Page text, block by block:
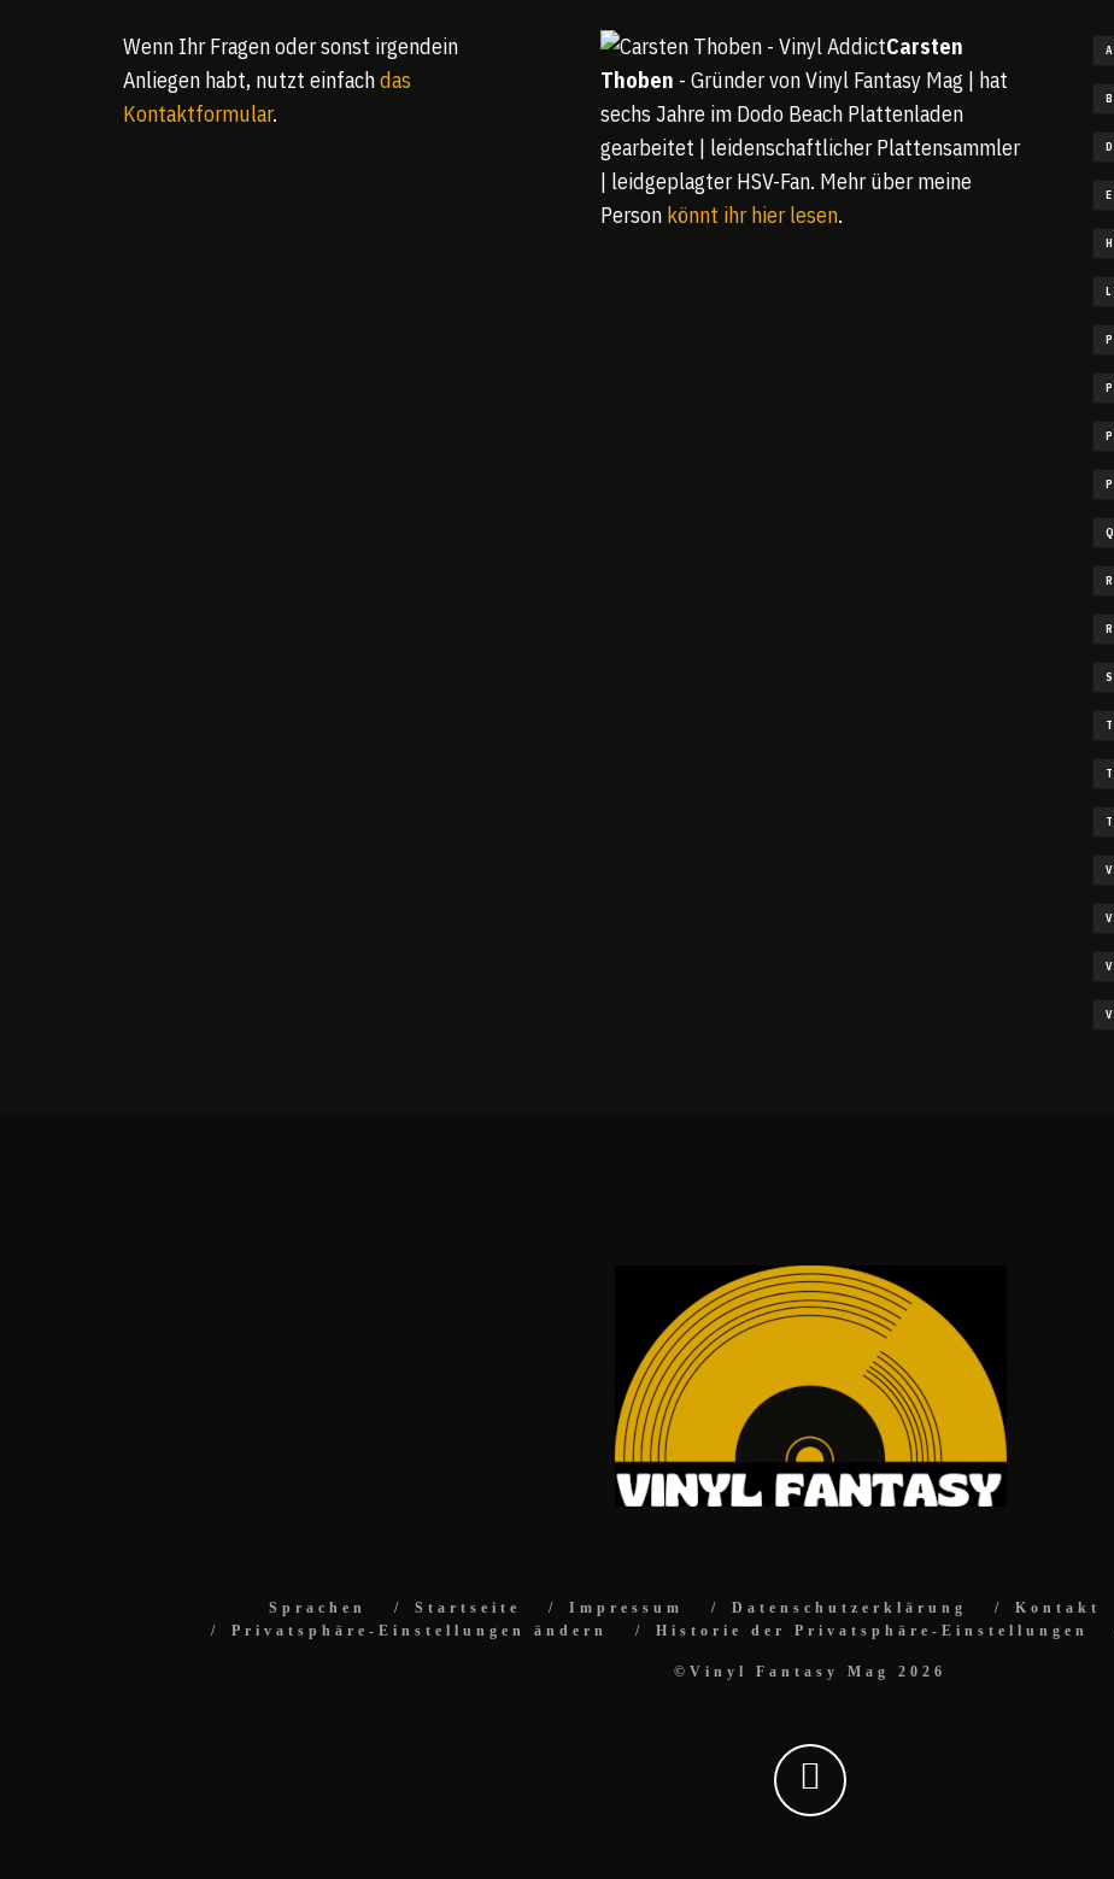
Wenn Ihr Fragen oder sonst irgendein
Anliegen habt, nutzt einfachdas
Kontaktformular.
Carsten
Thoben - Gründer von Vinyl Fantasy Mag | hat
sechs Jahre im Dodo Beach Plattenladen
gearbeitet | leidenschaftlicher Plattensammler
| leidgeplagter HSV-Fan. Mehr über meine
Person könnt ihr hier lesen.
Sprachen Startseite Impressum Datenschutzerklärung Kontakt
Privatsphäre-Einstellungen ändern
Historie der Privatsphäre-Einstellungen
©Vinyl Fantasy Mag 2026